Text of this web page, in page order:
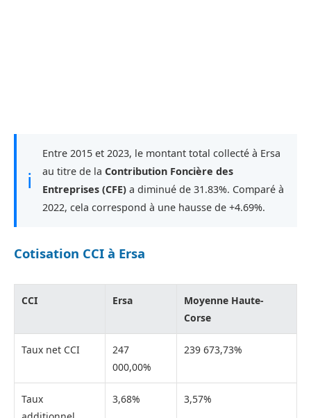
ℹ
Entre 2015 et 2023, le montant total collecté à Ersa
au titre de la Contribution Foncière des
Entreprises (CFE) a diminué de 31.83%. Comparé à
2022, cela correspond à une hausse de +4.69%.
Cotisation CCI à Ersa
CCI Ersa
Moyenne Haute-
Corse
Taux net CCI
247
000,00%
239 673,73%
Taux
3,68% 3,57%